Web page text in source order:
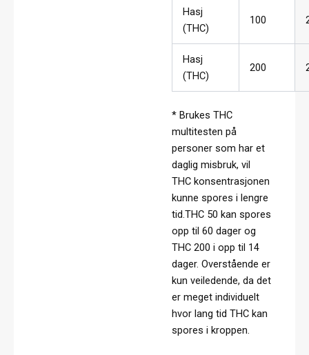
Hasj
(THC)
100
Hasj
(THC)
200
* Brukes THC
multitesten på
personer som har et
daglig misbruk, vil
THC konsentrasjonen
kunne spores i lengre
tid.THC 50 kan spores
opp til 60 dager og
THC 200 i opp til 14
dager. Overstående er
kun veiledende, da det
er meget individuelt
hvor lang tid THC kan
spores i kroppen.